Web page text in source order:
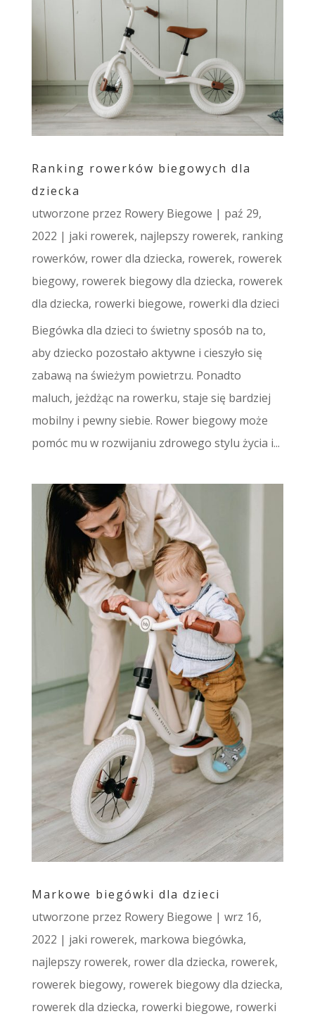
Ranking rowerków biegowych dla
dziecka
utworzone przez Rowery Biegowe | paź 29,
2022 | jaki rowerek, najlepszy rowerek, ranking
rowerków, rower dla dziecka, rowerek, rowerek
biegowy, rowerek biegowy dla dziecka, rowerek
dla dziecka, rowerki biegowe, rowerki dla dzieci
Biegówka dla dzieci to świetny sposób na to,
aby dziecko pozostało aktywne i cieszyło się
zabawą na świeżym powietrzu. Ponadto
maluch, jeżdżąc na rowerku, staje się bardziej
mobilny i pewny siebie. Rower biegowy może
pomóc mu w rozwijaniu zdrowego stylu życia i...
Markowe biegówki dla dzieci
utworzone przez Rowery Biegowe | wrz 16,
2022 | jaki rowerek, markowa biegówka,
najlepszy rowerek, rower dla dziecka, rowerek,
rowerek biegowy, rowerek biegowy dla dziecka,
rowerek dla dziecka, rowerki biegowe, rowerki